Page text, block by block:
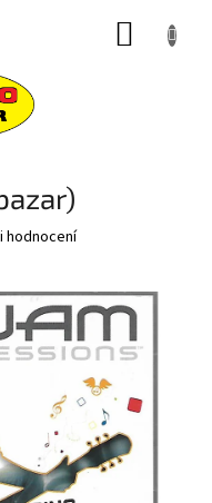
hodnocení